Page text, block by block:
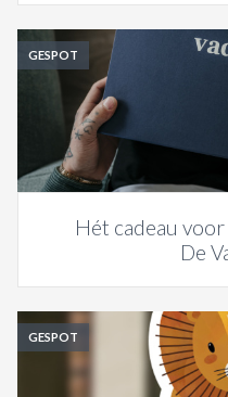
GESPOT
Hét cadeau
De
GESPOT